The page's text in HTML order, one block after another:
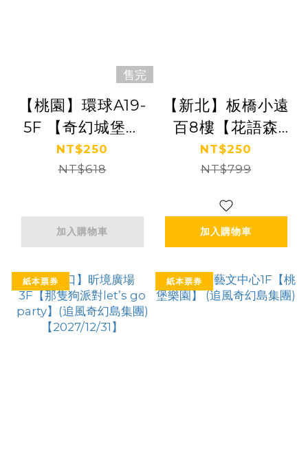
售完
【桃園】環球A19-
5F 【奇幻城堡】
(追風奇幻島集團)
【2026/08/31】
NT$250
NT$618
加入購物車
【新北】板橋小遠
百8樓【花語森
林】(追風奇幻島
集團)
NT$250
NT$799
加入購物車
紙本票券 紙本票券